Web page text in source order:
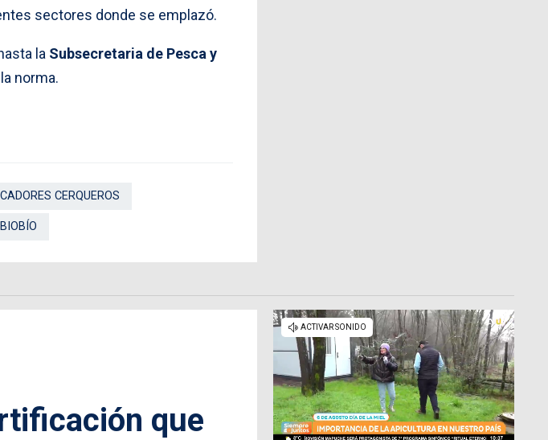
sectores donde se emplazó.
la Subsecretaria de Pesca y
norma.
CERQUEROS
que